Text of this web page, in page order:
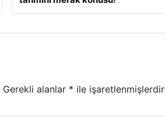
Gerekli alanlar * ile işaretlenmişlerdir